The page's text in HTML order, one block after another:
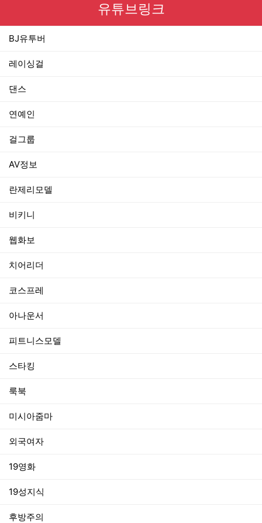
유튜브링크
BJ유투버
레이싱걸
댄스
연예인
걸그룹
AV정보
란제리모델
비키니
웹화보
치어리더
코스프레
아나운서
피트니스모델
스타킹
룩북
미시아줌마
외국여자
19영화
19성지식
후방주의